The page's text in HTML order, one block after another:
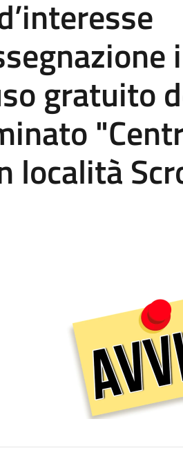
gratuito
località